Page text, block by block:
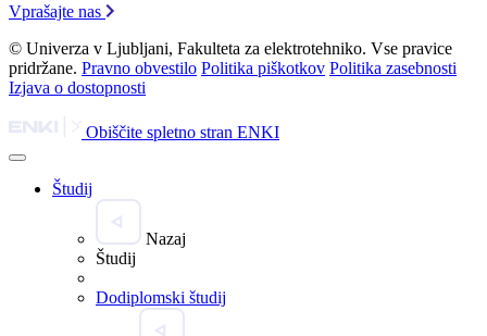
Vprašajte nas
© Univerza v Ljubljani, Fakulteta za elektrotehniko. Vse pravice
pridržane. Pravno obvestilo Politika piškotkov Politika zasebnosti
Izjava o dostopnosti
Obiščite spletno stran ENKI
Študij
Nazaj
Študij
Dodiplomski študij